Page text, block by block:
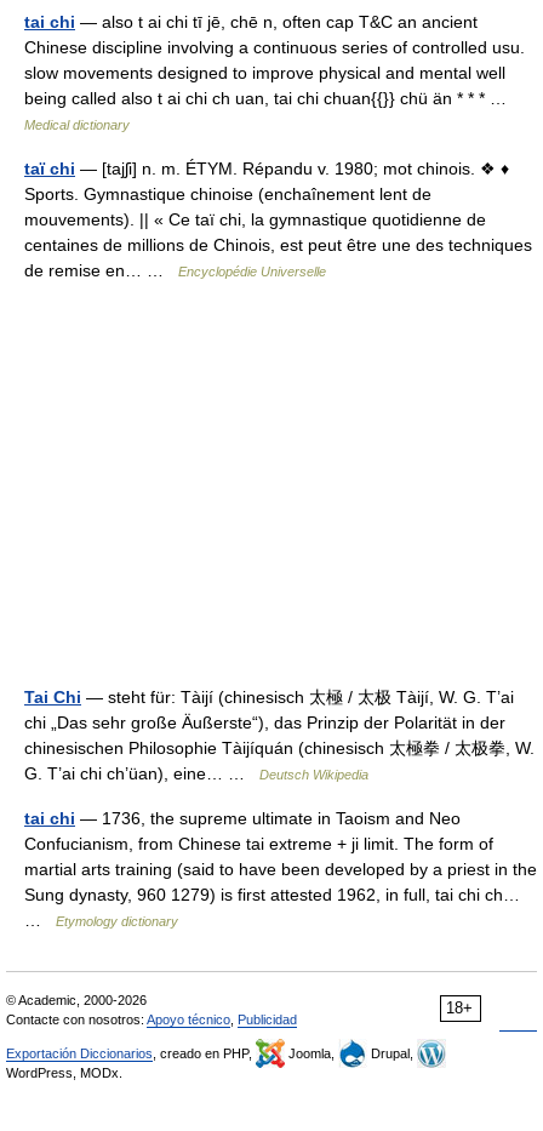
tai chi — also t ai chi tī jē, chē n, often cap T&C an ancient
Chinese discipline involving a continuous series of controlled usu.
slow movements designed to improve physical and mental well
being called also t ai chi ch uan, tai chi chuan{{}} chü än * * * …
Medical dictionary
taï chi — [tajʃi] n. m. ÉTYM. Répandu v. 1980; mot chinois. ❖ ♦
Sports. Gymnastique chinoise (enchaînement lent de
mouvements). || « Ce taï chi, la gymnastique quotidienne de
centaines de millions de Chinois, est peut être une des techniques
de remise en… …
Encyclopédie Universelle
Tai Chi — steht für: Tàijí (chinesisch 太極 / 太极 Tàijí, W. G. T’ai
chi „Das sehr große Äußerste“), das Prinzip der Polarität in der
chinesischen Philosophie Tàijíquán (chinesisch 太極拳 / 太极拳, W.
G. T’ai chi ch’üan), eine… …
Deutsch Wikipedia
tai chi — 1736, the supreme ultimate in Taoism and Neo
Confucianism, from Chinese tai extreme + ji limit. The form of
martial arts training (said to have been developed by a priest in the
Sung dynasty, 960 1279) is first attested 1962, in full, tai chi ch…
Etymology dictionary
18+
© Academic, 2000-2026
Contacte con nosotros: Apoyo técnico Publicidad
Exportación Diccionarios , creado en PHP, Joomla,
Drupal,
WordPress, MODx.